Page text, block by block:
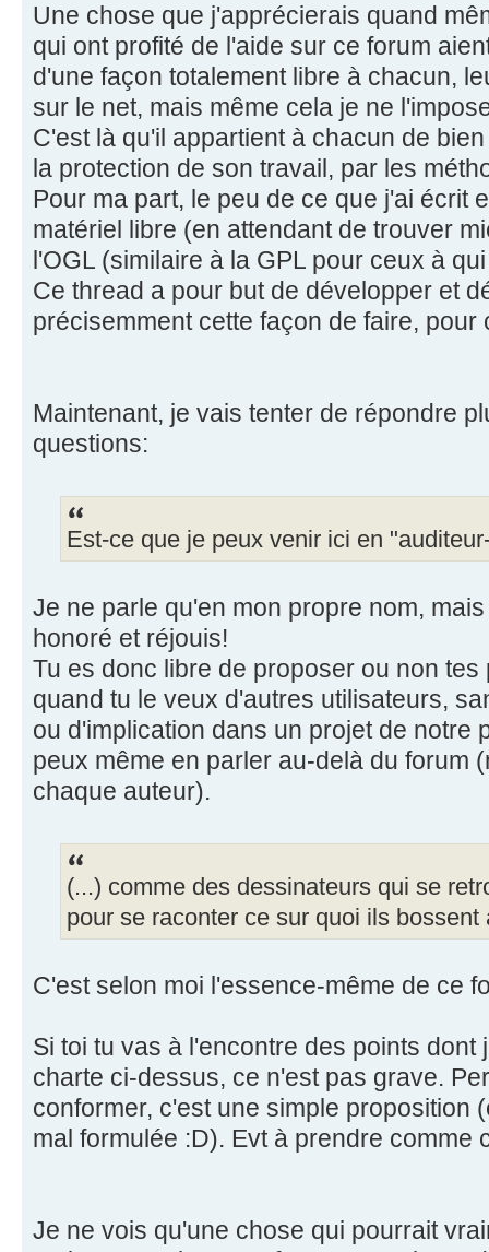
Une chose que j'apprécierais quand
qui ont profité de l'aide sur ce forum
d'une façon totalement libre à chacun,
sur le net, mais même cela je ne
C'est là qu'il appartient à chacun de
la protection de son travail, par les
Pour ma part, le peu de ce que j'ai écrit
matériel libre (en attendant de trouver
l'OGL (similaire à la GPL pour ceux à
Ce thread a pour but de développer et
précisemment cette façon de faire,
Maintenant, je vais tenter de répondre
questions:
Est-ce que je peux venir ici en
Je ne parle qu'en mon propre nom,
honoré et réjouis!
Tu es donc libre de proposer ou non
quand tu le veux d'autres utilisateurs,
ou d'implication dans un projet de notre
peux même en parler au-delà du forum
chaque auteur).
(...) comme des dessinateurs qui se
pour se raconter ce sur quoi ils bossent
C'est selon moi l'essence-même de ce
Si toi tu vas à l'encontre des points
charte ci-dessus, ce n'est pas grave.
conformer, c'est une simple proposition
mal formulée :D). Evt à prendre comme
Je ne vois qu'une chose qui pourrait